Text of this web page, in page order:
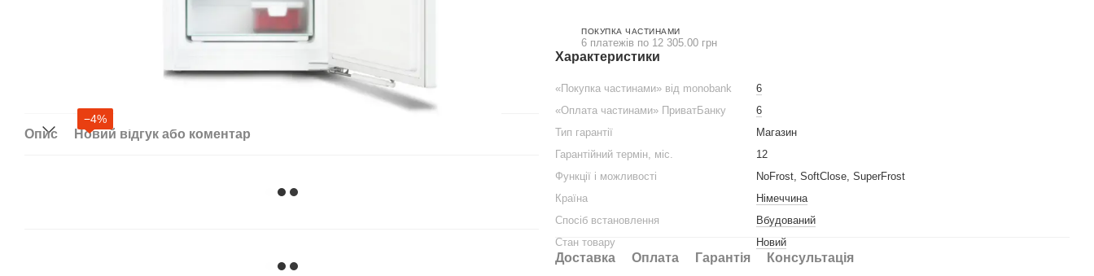
−4%
Опис Новий відгук або коментар
ПОКУПКА ЧАСТИНАМИ
6 платежів по 12 305.00 грн
Характеристики
«Покупка частинами» від monobank
6
«Оплата частинами» ПриватБанку
6
Тип гарантії
Магазин
Гарантійний термін, міс.
12
Функції і можливості
NoFrost, SoftClose, SuperFrost
Країна
Німеччина
Спосіб встановлення
Вбудований
Стан товару
Новий
Доставка Оплата Гарантія Консультація